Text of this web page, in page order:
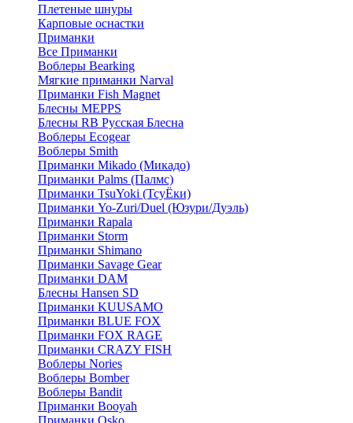
Плетеные шнуры
Карповые оснастки
Приманки
Все Приманки
Воблеры Bearking
Мягкие приманки Narval
Приманки Fish Magnet
Блесны MEPPS
Блесны RB Русская Блесна
Воблеры Ecogear
Воблеры Smith
Приманки Mikado (Микадо)
Приманки Palms (Палмс)
Приманки TsuYoki (ТсуЁки)
Приманки Yo-Zuri/Duel (Юзури/Дуэль)
Приманки Rapala
Приманки Storm
Приманки Shimano
Приманки Savage Gear
Приманки DAM
Блесны Hansen SD
Приманки KUUSAMO
Приманки BLUE FOX
Приманки FOX RAGE
Приманки CRAZY FISH
Воблеры Nories
Воблеры Bomber
Воблеры Bandit
Приманки Booyah
Приманки Osko